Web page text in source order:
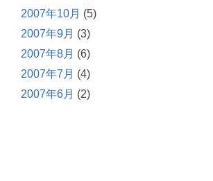
2007年10月 (5)
2007年9月 (3)
2007年8月 (6)
2007年7月 (4)
2007年6月 (2)